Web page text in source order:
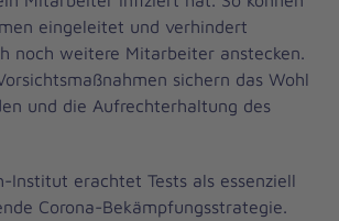
eingeleitet und verhindert
noch weitere Mitarbeiter anstecken.
sichern das Wohl
und die Aufrechterhaltung des
Institut erachtet Tests als essenziell
Corona-Bekämpfungsstrategie.